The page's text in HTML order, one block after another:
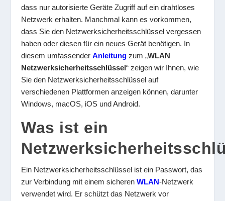
dass nur autorisierte Geräte Zugriff auf ein drahtloses
Netzwerk erhalten. Manchmal kann es vorkommen,
dass Sie den Netzwerksicherheitsschlüssel vergessen
haben oder diesen für ein neues Gerät benötigen. In
diesem umfassenderAnleitung zum „WLAN
Netzwerksicherheitsschlüssel“ zeigen wir Ihnen, wie
Sie den Netzwerksicherheitsschlüssel auf
verschiedenen Plattformen anzeigen können, darunter
Windows, macOS, iOS und Android.
Was ist ein
Ein Netzwerksicherheitsschlüssel ist ein Passwort, das
zur Verbindung mit einem sicherenWLAN-Netzwerk
verwendet wird. Er schützt das Netzwerk vor